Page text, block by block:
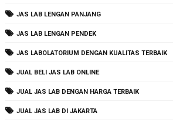
JAS LAB LENGAN PANJANG
JAS LAB LENGAN PENDEK
JAS LABOLATORIUM DENGAN KUALITAS TERBAIK
JUAL BELI JAS LAB ONLINE
JUAL JAS LAB DENGAN HARGA TERBAIK
JUAL JAS LAB DI JAKARTA